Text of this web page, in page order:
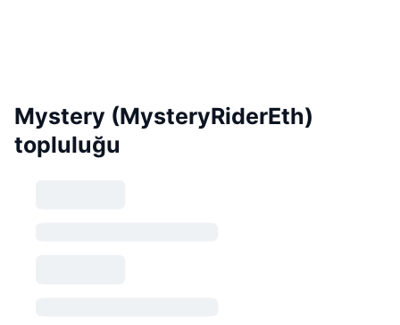
Mystery (MysteryRiderEth)
topluluğu